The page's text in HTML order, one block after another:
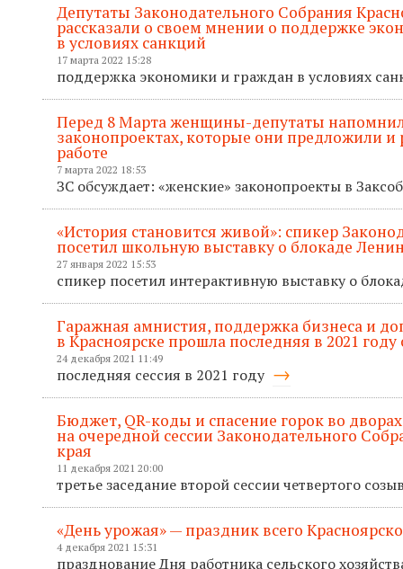
Депутаты Законодательного Собрания
рассказали о своем мнении о поддержке
в условиях санкций
17 марта 2022 15:28
поддержка экономики и граждан в условиях
Перед 8 Марта женщины-депутаты
законопроектах, которые они предложили и
работе
7 марта 2022 18:53
ЗС обсуждает: «женские» законопроекты в
«История становится живой»: спикер
посетил школьную выставку о блокаде
27 января 2022 15:53
спикер посетил интерактивную выставку о
Гаражная амнистия, поддержка бизнеса и
в Красноярске прошла последняя в 2021 году
24 декабря 2021 11:49
последняя сессия в 2021 году
Бюджет, QR-коды и спасение горок во
на очередной сессии Законодательного
края
11 декабря 2021 20:00
третье заседание второй сессии четвертого
«День урожая» — праздник всего
4 декабря 2021 15:31
празднование Дня работника сельского